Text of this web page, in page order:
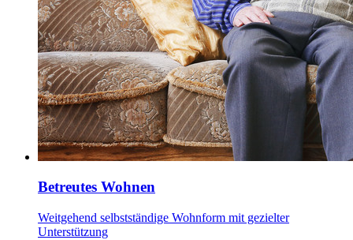
Betreutes Wohnen
Weitgehend selbstständige Wohnform mit gezielter
Unterstützung